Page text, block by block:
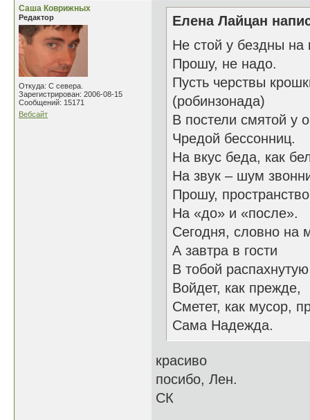
Саша Коврижных
Редактор
Откуда: С севера.
Зарегистрирован: 2006-08-15
Сообщений: 15171
Вебсайт
Елена Лайцан
Не стой у бездны на
Прошу, не надо.
Пусть черствы
(робинзонада)
В постели смятой у
Чредой бессонниц.
На вкус беда, как
На звук – шум
Прошу,
На «до» и «после».
Сегодня, словно на
А завтра в гости
В тобой
Войдет, как прежде,
Сметет, как мусор,
Сама Надежда.
красиво
посибо, Лен.
СК